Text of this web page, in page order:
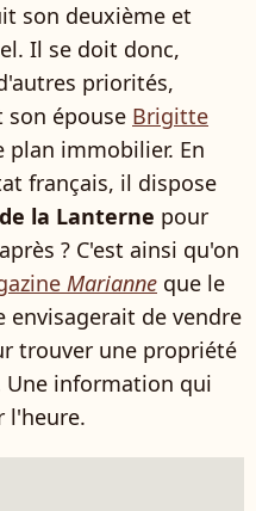
son deuxième et
Il se doit donc,
priorités,
son épouse Brigitte
immobilier. En
français, il dispose
la Lanterne pour
? C'est ainsi qu'on
Marianne que le
envisagerait de vendre
trouver une propriété
Une information qui
l'heure.